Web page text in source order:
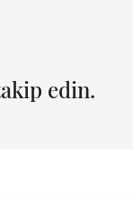
edin.